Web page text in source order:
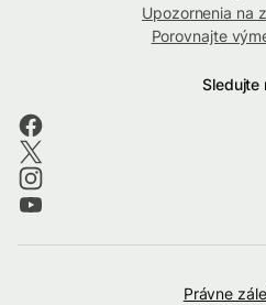
Upozornenia na
Porovnajte
Sledujte
Právne